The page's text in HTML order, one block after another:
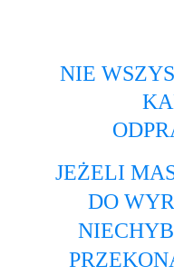
NIE
JEŻELI
DO